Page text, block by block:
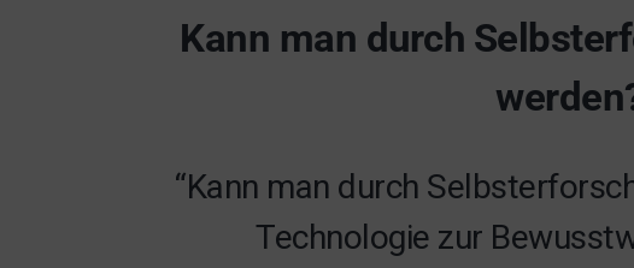
Kann man durch
“Kann man durch
Technologie zur